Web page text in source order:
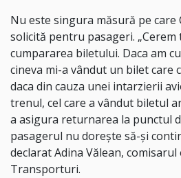
Nu este singura măsură pe care
solicită pentru pasageri.
cumpararea biletului. Daca am
cineva mi-a vândut un bilet care
daca din cauza unei intarzierii
trenul, cel care a vândut biletul
a asigura returnarea la punctul
pasagerul nu doreşte să-şi
declarat Adina Vălean,
Transporturi.